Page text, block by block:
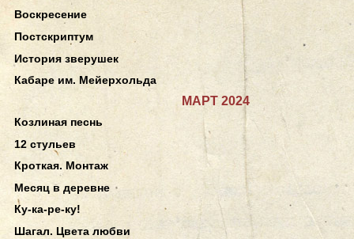
Воскресение
Постскриптум
История зверушек
Кабаре им. Мейерхольда
МАРТ 2024
Козлиная песнь
12 стульев
Кроткая. Монтаж
Месяц в деревне
Ку-ка-ре-ку!
Шагал. Цвета любви